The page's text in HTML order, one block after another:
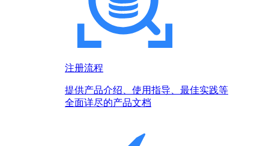
注册流程
提供产品介绍、使用指导、最佳实践等
全面详尽的产品文档